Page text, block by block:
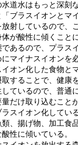
水はもっと深刻
ラスイオンとマ
しているので、
酸性に傾くこと
るので、プラス
イナスイオンを
ン化した食物と
ることで、健康
いるので、普通
け取り込むこと
イオン化してい
揚げ物、加工食
に傾いている。